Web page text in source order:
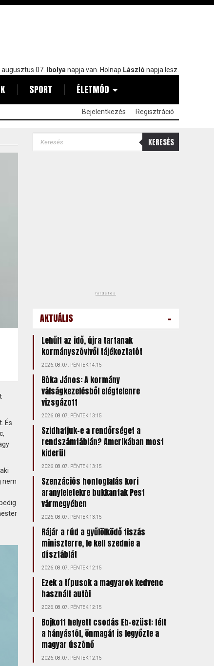
augusztus 07. Ibolya napja van. Holnap László napja lesz.
SPORT ÉLETMÓD
Bejelentkezés Regisztráció
És
nem
KERESÉS
hirdetés
AKTUÁLIS -
Lehűlt az idő, újra tartanak
kormányszóvivői tájékoztatót
2026.08.07. PÉNTEK 14:15
Bóka János: A kormány
válságkezelésből elégtelenre
vizsgázott
2026.08.07. PÉNTEK 13:15
Szidhatjuk-e a rendőrséget a
rendszámtáblán? Amerikában most
kiderül
2026.08.07. PÉNTEK 13:15
Szenzációs honfoglalás kori
aranyleletekre bukkantak Pest
vármegyében
2026.08.07. PÉNTEK 13:15
Rájár a rúd a gyűlölködő tiszás
miniszterre, le kell szednie a
dísztáblát
2026.08.07. PÉNTEK 12:15
Ezek a típusok a magyarok kedvenc
használt autói
2026.08.07. PÉNTEK 12:15
Bojkott helyett csodás Eb-ezüst: félt
a hányástól, önmagát is legyőzte a
magyar úszónő
2026.08.07. PÉNTEK 12:15